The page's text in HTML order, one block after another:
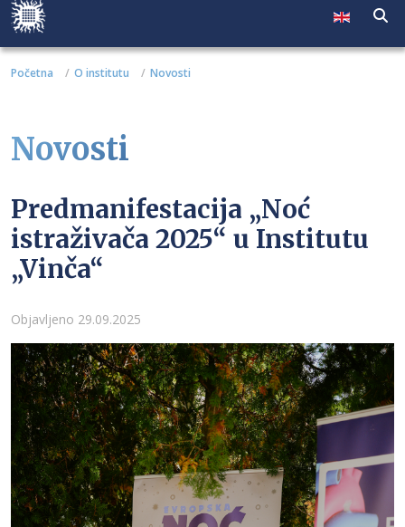
Početna O institutu Novosti
Novosti
Predmanifestacija „Noć
istraživača 2025“ u Institutu
„Vinča“
Detalji
Objavljeno 29.09.2025